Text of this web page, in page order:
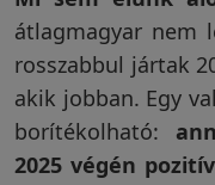
átlagmagyar nem
rosszabbul jártak
akik jobban. Egy
borítékolható:
2025 végén